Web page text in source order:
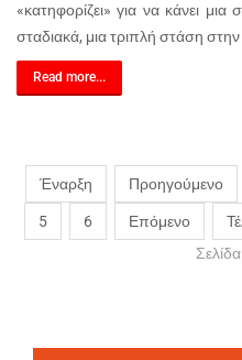
«κατηφορίζει» για να κάνει
σταδιακά, μια τριπλή στάση
Read more...
Έναρξη Προηγούμενο
5 6 Επόμενο